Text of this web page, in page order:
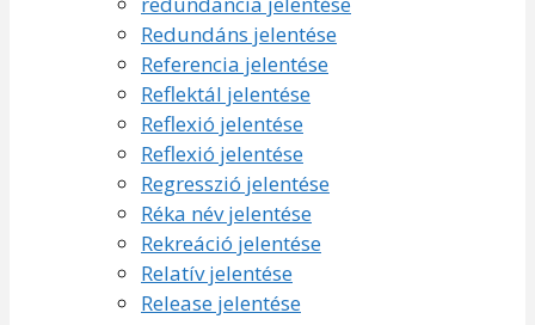
Redundáns jelentése
Referencia jelentése
Reflektál jelentése
Reflexió jelentése
Reflexió jelentése
Regresszió jelentése
Réka név jelentése
Rekreáció jelentése
Relatív jelentése
Release jelentése